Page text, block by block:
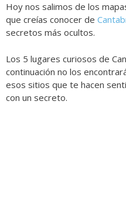
Hoy nos salimos de los
que creías conocer de
secretos más ocultos.
Los 5 lugares curiosos de
continuación no los
esos sitios que te hacen
con un secreto.